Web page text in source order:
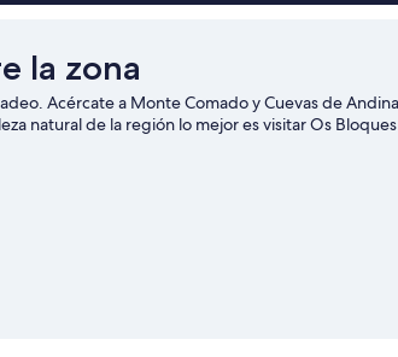
la zona
Acércate a Monte Comado y Cuevas de
natural de la región lo mejor es visitar Os